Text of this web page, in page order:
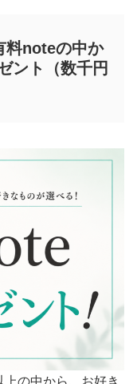
料noteの中か
ント（数千円